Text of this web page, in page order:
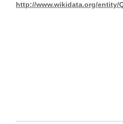
http://www.wikidata.org/entity/